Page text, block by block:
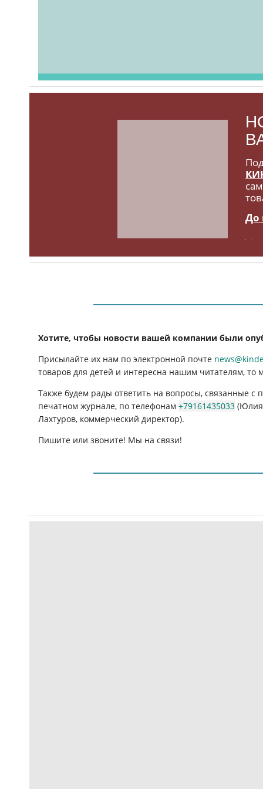
До
Хотите, чтобы новости вашей компании были
Присылайте их нам по электронной почте
товаров для детей и интересна нашим читателям, то
Также будем рады ответить на вопросы, связанные
печатном журнале, по телефонам+79161435033 (Юлия
Лахтуров, коммерческий директор).
Пишите или звоните! Мы на связи!